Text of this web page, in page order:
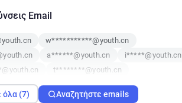
Email
w***********@youth.cn
a******@youth.cn
i*****@youth.cn
t********@youth.cn
όλα (7) Αναζητήστε emails